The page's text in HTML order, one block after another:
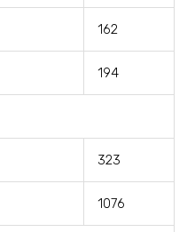
162
194
323
1076